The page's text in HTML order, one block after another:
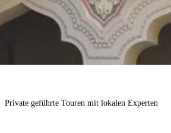
Private geführte Touren mit lokalen Experten